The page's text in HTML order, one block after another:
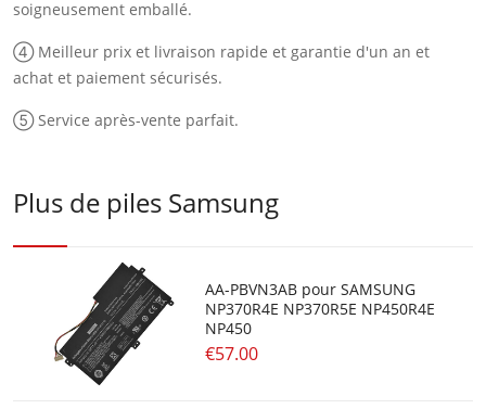
soigneusement emballé.
④ Meilleur prix et livraison rapide et garantie d'un an et
achat et paiement sécurisés.
⑤ Service après-vente parfait.
Plus de piles Samsung
AA-PBVN3AB pour SAMSUNG
NP370R4E NP370R5E NP450R4E
NP450
€57.00